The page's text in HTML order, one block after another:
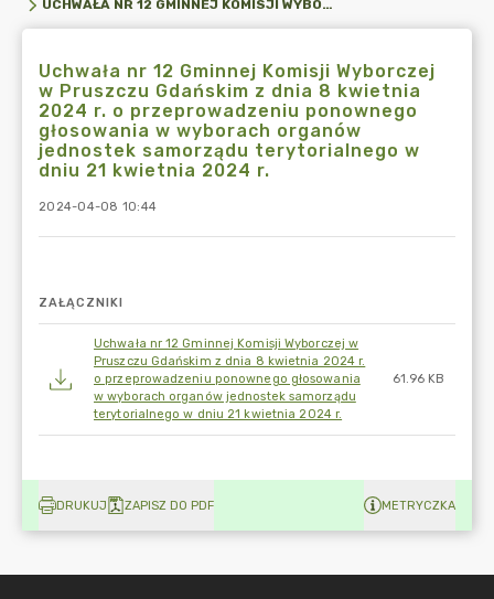
UCHWAŁA NR 12 GMINNEJ KOMISJI WYBORCZEJ W PRUSZCZU GDAŃSKIM Z DNIA 8 KWIETNIA 2024 R. O PRZEPROWADZENIU PONOWNEGO GŁOSOWANIA W WYBORACH ORGANÓW JEDNOSTEK SAMORZĄDU TERYTORIALNEGO W DNIU 21 KWIETNIA 2024 R.
Uchwała nr 12 Gminnej Komisji Wyborczej
w Pruszczu Gdańskim z dnia 8 kwietnia
2024 r. o przeprowadzeniu ponownego
głosowania w wyborach organów
jednostek samorządu terytorialnego w
dniu 21 kwietnia 2024 r.
2024-04-08 10:44
ZAŁĄCZNIKI
Uchwała nr 12 Gminnej Komisji Wyborczej w
Pruszczu Gdańskim z dnia 8 kwietnia 2024 r.
o przeprowadzeniu ponownego głosowania
w wyborach organów jednostek samorządu
terytorialnego w dniu 21 kwietnia 2024 r.
61.96 KB
DRUKUJ ZAPISZ DO PDF METRYCZKA